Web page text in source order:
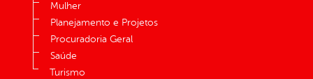
Mulher
Planejamento e Projetos
Procuradoria Geral
Saúde
Turismo